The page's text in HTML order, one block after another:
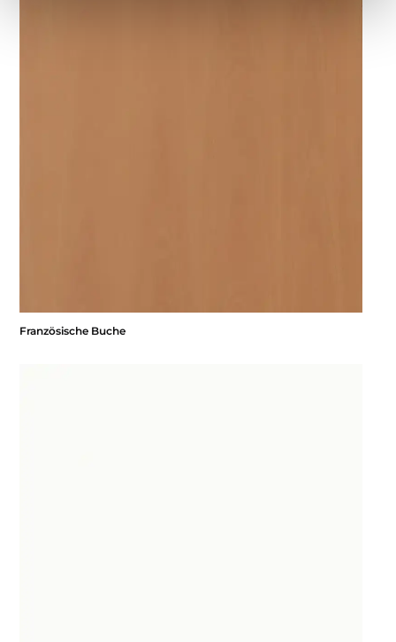
Französische Buche